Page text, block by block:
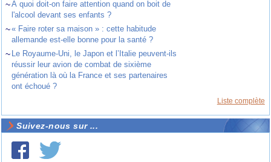
~À quoi doit-on faire attention quand on boit de
l'alcool devant ses enfants ?
~« Faire roter sa maison » : cette habitude
allemande est-elle bonne pour la santé ?
~ Le Royaume-Uni, le Japon et l’Italie peuvent-ils
réussir leur avion de combat de sixième
génération là où la France et ses partenaires
ont échoué ?
Liste complète
Suivez-nous sur ...